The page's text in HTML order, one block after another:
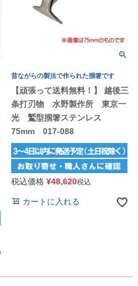
昔ながらの製法で作られた掴箸です
【頑張って送料無料！】 越後三
条打刃物 水野製作所 東京一
光 鷲型掴箸ステンレス
75mm 017-088
税込価格 ¥48,620税込
カートに入れる